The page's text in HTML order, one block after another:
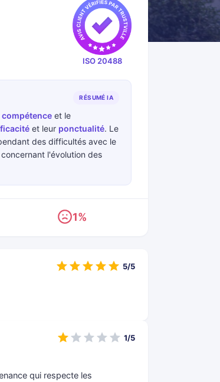
ISO 20488
RÉSUMÉ IA
compétence et le
et leur ponctualité. Le
des difficultés avec le
l'évolution des
1%
5/5
qui respecte les
1/5